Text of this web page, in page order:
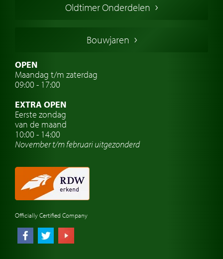
Franse oldtimers
Zweedse oldtimers
Oldtimer verzekering
Oldtimer reizen
Oldtimerwerkplaats
Automerk horloges
Classic cars Nederland
Oldtimer Onderdelen
Bouwjaren
OPEN
Maandag t/m zaterdag
09:00 - 17:00
EXTRA OPEN
Eerste zondag
van de maand
10:00 - 14:00
November t/m februariuitgezonderd
Officially Certified Company